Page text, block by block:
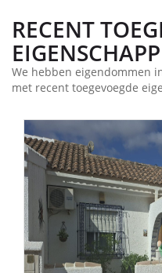
RECENT
We hebben eigendommen
met recent toegevoegde